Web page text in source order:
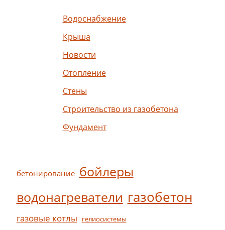
Водоснабжение
Крыша
Новости
Отопление
Стены
Строительство из газобетона
Фундамент
бетонирование бойлеры
водонагреватели газобетон
газовые котлы гелиосистемы